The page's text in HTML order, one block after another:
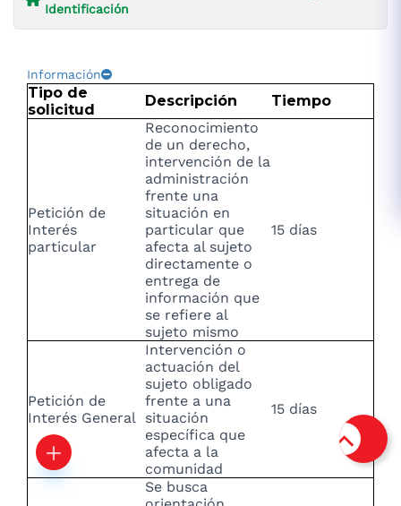
Identificación
Información
Tipo de
solicitud
Descripción Tiempo
Petición de
Interés
particular
Reconocimiento
de un derecho,
intervención de la
administración
frente una
situación en
particular que
afecta al sujeto
directamente o
entrega de
información que
se refiere al
sujeto mismo
15 días
Petición de
Interés General
Intervención o
actuación del
sujeto obligado
frente a una
situación
específica que
afecta a la
comunidad
15 días
Se busca